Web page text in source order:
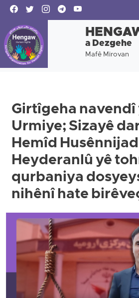
a Dezgehe
Mafê Mirovan
Girtîgeha navendî
Urmiye; Sizayê
Hemîd Husênnijad
Heyderanlû yê
qurbaniya
nihênî hate